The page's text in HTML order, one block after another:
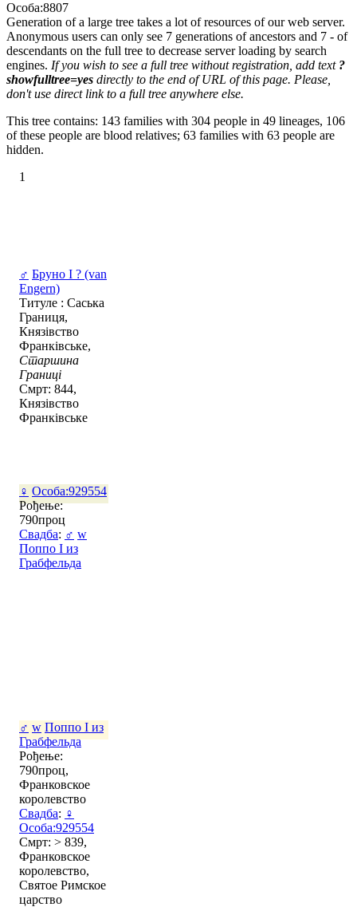
Особа:8807
Generation of a large tree takes a lot of resources of our web server.
Anonymous users can only see 7 generations of ancestors and 7 - of
descendants on the full tree to decrease server loading by search
engines. If you wish to see a full tree without registration, add text ?
showfulltree=yes directly to the end of URL of this page. Please,
don't use direct link to a full tree anywhere else.
This tree contains: 143 families with 304 people in 49 lineages, 106
of these people are blood relatives; 63 families with 63 people are
hidden.
1
♂ Бруно I ? (van
Engern)
Титуле : Саська
Границя,
Князівство
Франківське,
Старшина
Границі
Смрт: 844,
Князівство
Франківське
♀ Особа:929554
Рођење:
790проц
Свадба: ♂ w
Поппо I из
Грабфельда
♂ w Поппо I из
Грабфельда
Рођење:
790проц,
Франковское
королевство
Свадба: ♀
Особа:929554
Смрт: > 839,
Франковское
королевство,
Святое Римское
царство